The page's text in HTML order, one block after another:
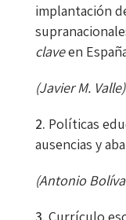
implantación
claveen
(Javier M. Valle)
Políticas
ausencias y
(Antonio
Currículo